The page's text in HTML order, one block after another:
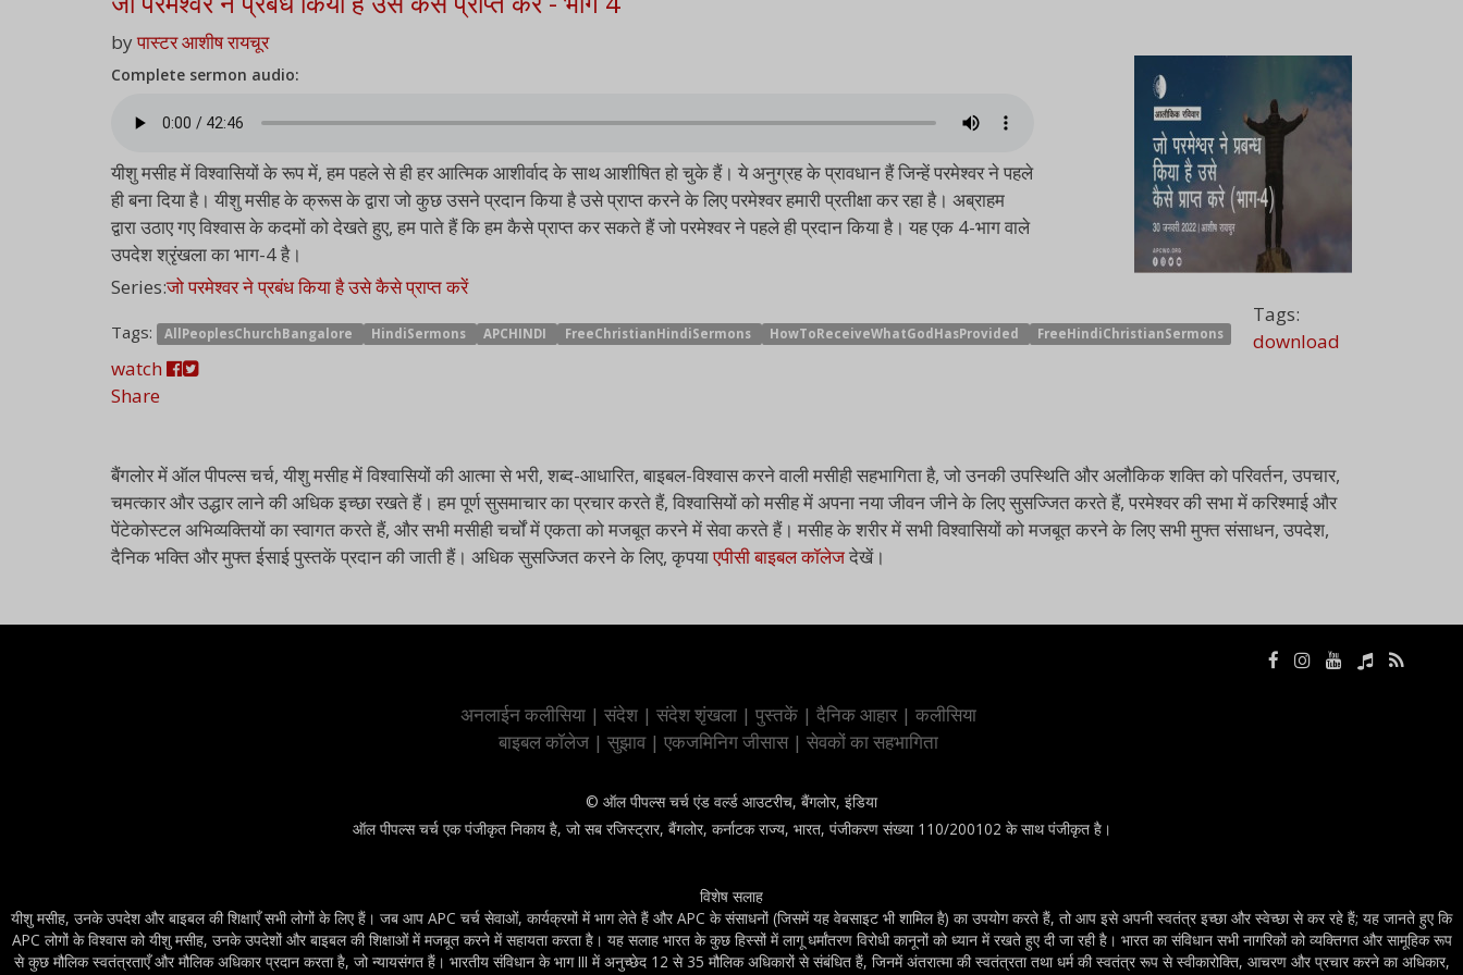
byपास्टर आशीष रायचूर
Complete sermon audio:
यीशु मसीह में विश्वासियों के रूप में, हम पहले से ही हर आत्मिक आशीर्वाद के साथ आशीषित हो चुके हैं। ये अनुग्रह के प्रावधान हैं जिन्हें परमेश्वर ने पहले
ही बना दिया है। यीशु मसीह के क्रूस के द्वारा जो कुछ उसने प्रदान किया है उसे प्राप्त करने के लिए परमेश्वर हमारी प्रतीक्षा कर रहा है। अब्राहम
द्वारा उठाए गए विश्वास के कदमों को देखते हुए, हम पाते हैं कि हम कैसे प्राप्त कर सकते हैं जो परमेश्वर ने पहले ही प्रदान किया है। यह एक 4-भाग वाले
उपदेश श्रृंखला का भाग-4 है।
Series:जो परमेश्वर ने प्रबंध किया है उसे कैसे प्राप्त करें
Tags:
Tags: AllPeoplesChurchBangalore HindiSermons APCHINDI FreeChristianHindiSermons HowToReceiveWhatGodHasProvided FreeHindiChristianSermons
download
watch
Share
बैंगलोर में ऑल पीपल्स चर्च, यीशु मसीह में विश्वासियों की आत्मा से भरी, शब्द-आधारित, बाइबल-विश्वास करने वाली मसीही सहभागिता है, जो उनकी उपस्थिति और अलौकिक शक्ति को परिवर्तन, उपचार,
चमत्कार और उद्धार लाने की अधिक इच्छा रखते हैं। हम पूर्ण सुसमाचार का प्रचार करते हैं, विश्वासियों को मसीह में अपना नया जीवन जीने के लिए सुसज्जित करते हैं, परमेश्वर की सभा में करिश्माई और
पेंटेकोस्टल अभिव्यक्तियों का स्वागत करते हैं, और सभी मसीही चर्चों में एकता को मजबूत करने में सेवा करते हैं। मसीह के शरीर में सभी विश्वासियों को मजबूत करने के लिए सभी मुफ्त संसाधन, उपदेश,
दैनिक भक्ति और मुफ्त ईसाई पुस्तकें प्रदान की जाती हैं। अधिक सुसज्जित करने के लिए, कृपयाएपीसी बाइबल कॉलेजदेखें।
अनलाईन कलीसिया | संदेश | संदेश शृंखला | पुस्तकें | दैनिक आहार | कलीसिया
बाइबल कॉलेज | सुझाव | एकजमिनिग जीसास | सेवकों का सहभागिता
© ऑल पीपल्स चर्च एंड वर्ल्ड आउटरीच, बैंगलोर, इंडिया
ऑल पीपल्स चर्च एक पंजीकृत निकाय है, जो सब रजिस्ट्रार, बैंगलोर, कर्नाटक राज्य, भारत, पंजीकरण संख्या 110/200102 के साथ पंजीकृत है।
विशेष सलाह
यीशु मसीह, उनके उपदेश और बाइबल की शिक्षाएँ सभी लोगों के लिए हैं। जब आप APC चर्च सेवाओं, कार्यक्रमों में भाग लेते हैं और APC के संसाधनों (जिसमें यह वेबसाइट भी शामिल है) का उपयोग करते हैं, तो आप इसे अपनी स्वतंत्र इच्छा और स्वेच्छा से कर रहे हैं; यह जानते हुए कि
APC लोगों के विश्वास को यीशु मसीह, उनके उपदेशों और बाइबल की शिक्षाओं में मजबूत करने में सहायता करता है। यह सलाह भारत के कुछ हिस्सों में लागू धर्मांतरण विरोधी कानूनों को ध्यान में रखते हुए दी जा रही है। भारत का संविधान सभी नागरिकों को व्यक्तिगत और सामूहिक रूप
से कुछ मौलिक स्वतंत्रताएँ और मौलिक अधिकार प्रदान करता है, जो न्यायसंगत हैं। भारतीय संविधान के भाग III में अनुच्छेद 12 से 35 मौलिक अधिकारों से संबंधित हैं, जिनमें अंतरात्मा की स्वतंत्रता तथा धर्म की स्वतंत्र रूप से स्वीकारोक्ति, आचरण और प्रचार करने का अधिकार,